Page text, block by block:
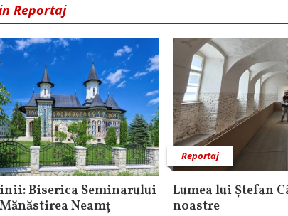
Reportaj
Biserica Seminarului
Neamț
Reportaj
Lumea lui Ștefan
noastre